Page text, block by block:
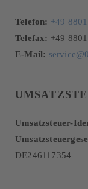
Telefon: +49
Telefax: +49
E-Mail:
Umsatzsteuer-
DE246117354